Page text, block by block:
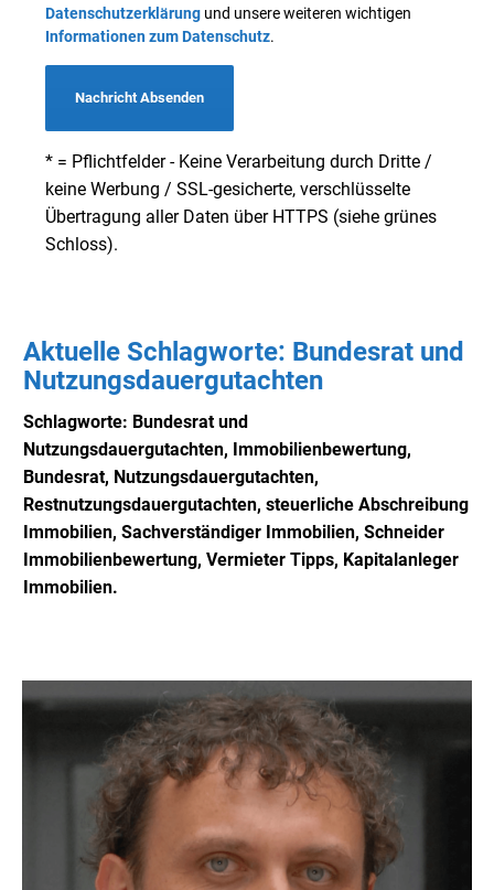
Datenschutzerklärung und unsere weiteren wichtigen
Informationen zum Datenschutz.
Nachricht Absenden
* = Pflichtfelder - Keine Verarbeitung durch Dritte /
keine Werbung / SSL-gesicherte, verschlüsselte
Übertragung aller Daten über HTTPS (siehe grünes
Schloss).
Aktuelle Schlagworte: Bundesrat und
Nutzungsdauergutachten
Schlagworte: Bundesrat und
Nutzungsdauergutachten, Immobilienbewertung,
Bundesrat, Nutzungsdauergutachten,
Restnutzungsdauergutachten, steuerliche Abschreibung
Immobilien, Sachverständiger Immobilien, Schneider
Immobilienbewertung, Vermieter Tipps, Kapitalanleger
Immobilien.